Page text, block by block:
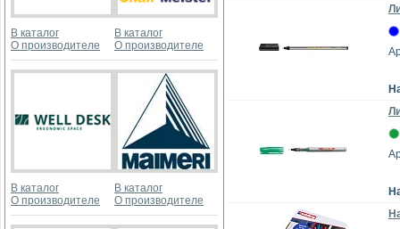
В каталог
О производителе
В каталог
О производителе
В каталог
О производителе
В каталог
О производителе